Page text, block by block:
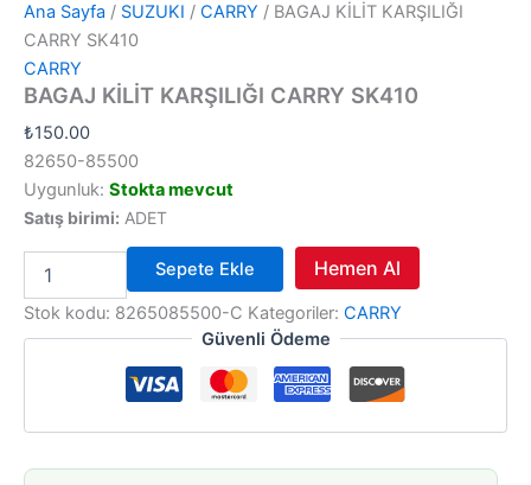
Ana Sayfa / SUZUKI / CARRY / BAGAJ KİLİT KARŞILIĞI
CARRY SK410
CARRY
BAGAJ KİLİT KARŞILIĞI CARRY SK410
₺150.00
82650-85500
Uygunluk: Stokta mevcut
Satış birimi: ADET
KİLİT
KARŞILIĞI
Sepete Ekle Hemen Al
Stok kodu: 8265085500-C Kategoriler: CARRY
Güvenli Ödeme